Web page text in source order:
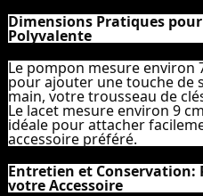
Dimensions Pratiques
Polyvalente
Le pompon mesure environ
pour ajouter une touche de
main, votre trousseau de
Le lacet mesure environ 9
idéale pour attacher
accessoire préféré.
Entretien et Conservation:
votre Accessoire